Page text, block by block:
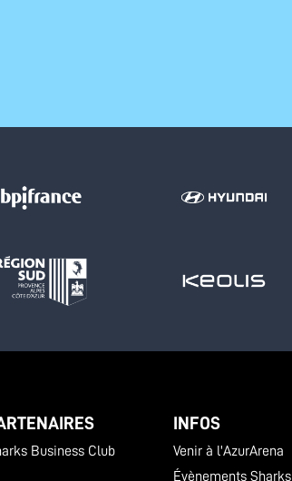
Business Club
INFOS
Venir à l'AzurArena
Évènements Sharks